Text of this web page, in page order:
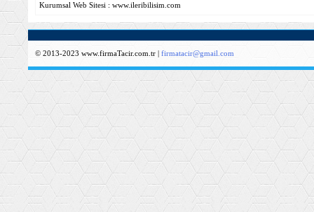
Kurumsal Web Sitesi : www.ileribilisim.com
© 2013-2023 www.firmaTacir.com.tr | firmatacir@gmail.com